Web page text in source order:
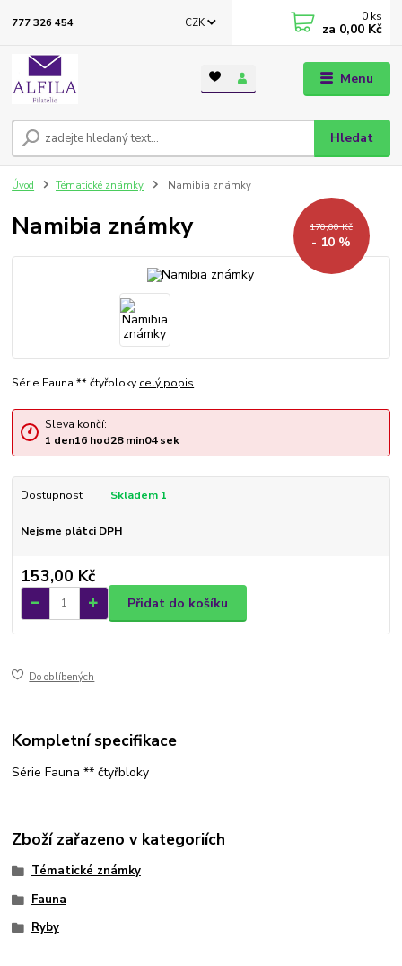
Menu
CZK
Hledat
777 326 454 0 ks
za 0,00 Kč
Úvod Tématické známky Namibia známky
Namibia známky 170,00 Kč
- 10 %
Série Fauna ** čtyřbloky celý popis
Sleva končí:
1 den16hod28min04sek
Dostupnost Skladem 1
Nejsme plátci DPH
153,00 Kč
Přidat do košíku
Do oblíbených
Kompletní specifikace
Série Fauna ** čtyřbloky
Zboží zařazeno v kategoriích
Tématické známky
Fauna
Ryby